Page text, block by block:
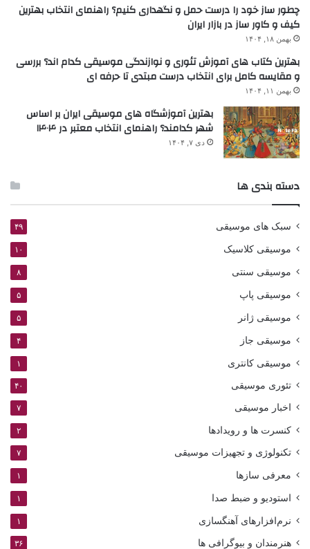
چطور ساز خود را درست حمل و نگهداری کنیم؟ راهنمای انتخاب بهترین
کیف و کاور ساز در بازار ایران
بهمن ۱۸, ۱۴۰۴
بهترین کتاب های آموزش تئوری و نوازندگی موسیقی کدام اند؟ بررسی
و مقایسه کامل برای انتخاب درست مبتدی تا حرفه ای
بهمن ۱۱, ۱۴۰۴
بهترین آموزشگاه های موسیقی ایران بر اساس
شهر کدامند؟ راهنمای انتخاب معتبر در ۱۴۰۴
دی ۷, ۱۴۰۴
دسته بندی ها
سبک های موسیقی ۴۹
موسیقی کلاسیک ۱۰
موسیقی سنتی ۸
موسیقی پاپ ۵
موسیقی ژانر ۵
موسیقی جاز ۴
موسیقی کانتری ۱
تئوری موسیقی ۴۰
اخبار موسیقی ۷
کنسرت ها و رویدادها ۲
تکنولوژی و تجهیزات موسیقی ۷
معرفی سازها ۱
استودیو و ضبط صدا ۱
نرم‌افزارهای آهنگسازی ۱
هنرمندان و بیوگرافی ها ۳۶